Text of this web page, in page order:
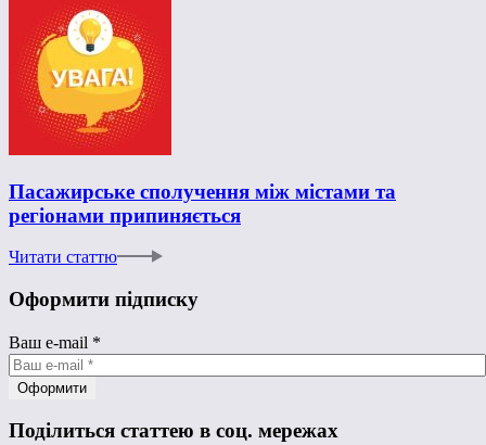
Пасажирське сполучення між містами та
регіонами припиняється
Читати статтю
Оформити підписку
Ваш e-mail *
Поділиться статтею в соц. мережах